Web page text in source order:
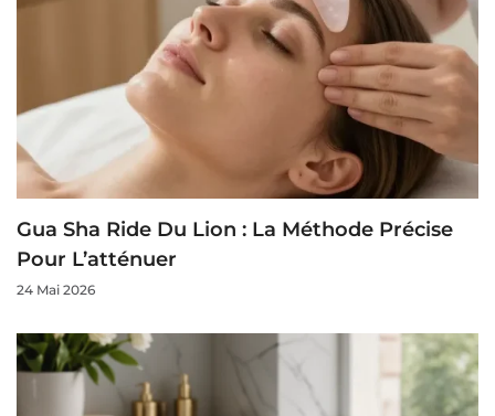
Gua Sha Ride Du Lion : La Méthode Précise
Pour L’atténuer
24 Mai 2026